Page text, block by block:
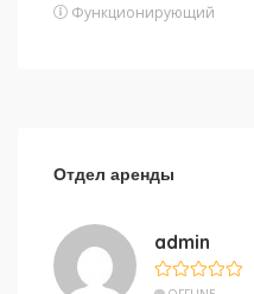
Функционирующий
Отдел аренды
admin